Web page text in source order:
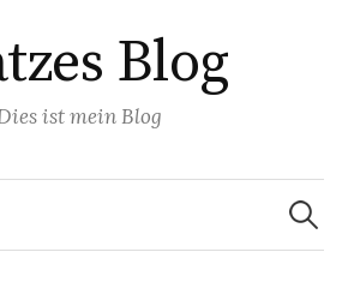
Blog
ist mein Blog
Suchen
nach: